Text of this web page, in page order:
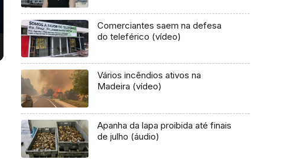
Comerciantes saem na defesa
do teleférico (vídeo)
Vários incêndios ativos na
Madeira (vídeo)
Apanha da lapa proibida até finais
de julho (áudio)